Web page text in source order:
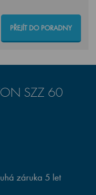
PŘEJÍT DO PORADNY
SZZ 60
záruka 5 let